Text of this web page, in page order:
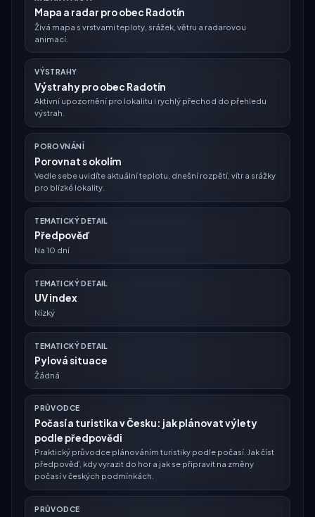
Mapa a radar pro obec Radotín
Živá mapa s vrstvami teploty, srážek, větru a radarovou
animací.
VÝSTRAHY
Výstrahy pro obec Radotín
Aktivní upozornění pro lokalitu i rychlý přechod do přehledu
výstrah.
POROVNÁNÍ
Porovnat s okolím
Vedle sebe uvidíte aktuální teplotu, dnešní rozpětí, vítr a srážky
pro blízké lokality.
TEMATICKÝ DETAIL
Předpověď
Na 10 dní
TEMATICKÝ DETAIL
UV index
Nízký
TEMATICKÝ DETAIL
Pylová situace
Žádná
PRŮVODCE
Počasí a turistika v Česku: jak plánovat výlety
podle předpovědi
Praktický průvodce plánováním turistiky podle počasí. Jak číst
předpověď, kdy vyrazit do hor a jak se připravit na změny
počasí v českých podmínkách.
PRŮVODCE